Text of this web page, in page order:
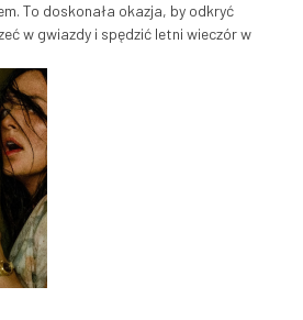
To doskonała okazja, by odkryć
w gwiazdy i spędzić letni wieczór w